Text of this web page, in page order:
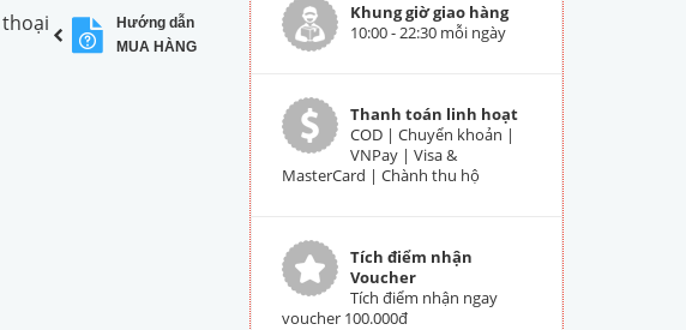
Hướng dẫn
MUA HÀNG
Khung giờ giao hàng
10:00 - 22:30 mỗi ngày
Thanh toán linh hoạt
COD | Chuyển khoản |
VNPay | Visa &
MasterCard | Chành thu hộ
Tích điểm nhận
Voucher
Tích điểm nhận ngay
voucher 100.000đ